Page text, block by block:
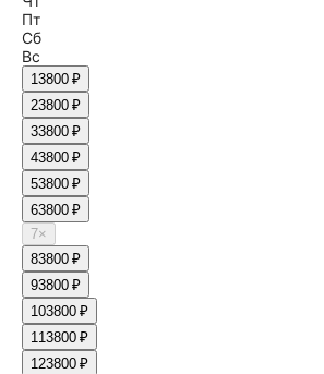
Пт
Сб
Вс
13800 ₽
23800 ₽
33800 ₽
43800 ₽
53800 ₽
63800 ₽
7×
83800 ₽
93800 ₽
103800 ₽
113800 ₽
123800 ₽